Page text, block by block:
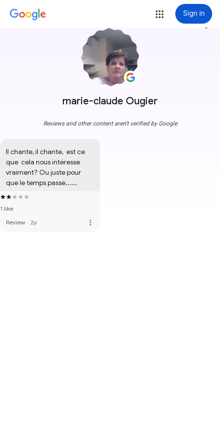
Sign in
marie-claude Ougier
more_vert
Reviews and other content aren't verified by Google
Il chante, il chante,  est ce
que  cela nous intéresse
vraiment? Ou juste pour
que le temps passe......
1 like
Review · 2y more_vert